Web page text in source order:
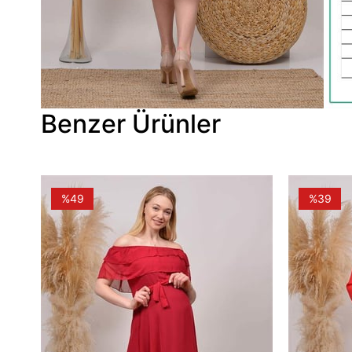
Benzer Ürünler
%49 %39